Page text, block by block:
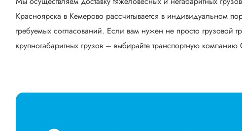
Красноярска в Кемерово рассчитывается в индивидуальном
требуемых согласований. Если вам нужен не просто грузовой
крупногабаритных грузов – выбирайте транспортную компанию